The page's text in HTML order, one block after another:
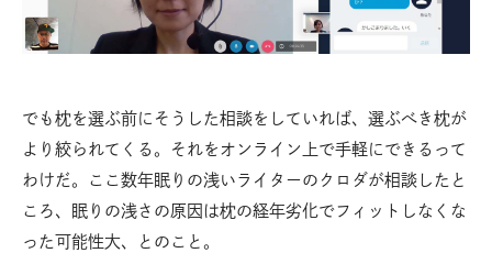
でも枕を選ぶ前にそうした相談をしていれば、選ぶべき枕が
より絞られてくる。それをオンライン上で手軽にできるって
わけだ。ここ数年眠りの浅いライターのクロダが相談したと
ころ、眠りの浅さの原因は枕の経年劣化でフィットしなくな
った可能性大、とのこと。